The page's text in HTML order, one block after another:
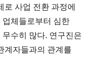
로 사업 전환 과정에
업체들로부터 심한
수히 많다. 연구진은
계자들과의 관계를